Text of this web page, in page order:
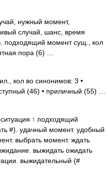
нужный момент,
случай, шанс, время
подходящий момент сущ., кол
пора (6) …
кол во синонимов: 3 •
(46) • приличный (55) …
↑ подходящий
#). удачный момент. удобный
выбрать момент. ждать
выжидать ожидать
выжидательный (#